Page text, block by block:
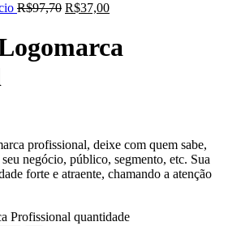
R$97,70 R$37,00
profissional, deixe com quem sabe,
negócio, público, segmento, etc. Sua
forte e atraente, chamando a atenção
Profissional quantidade